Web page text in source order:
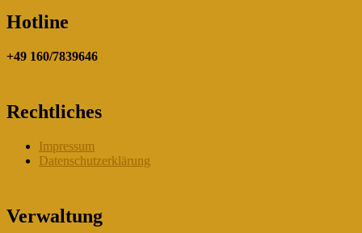
Hotline
+49 160/7839646
Rechtliches
Impressum
Datenschutzerklärung
Verwaltung